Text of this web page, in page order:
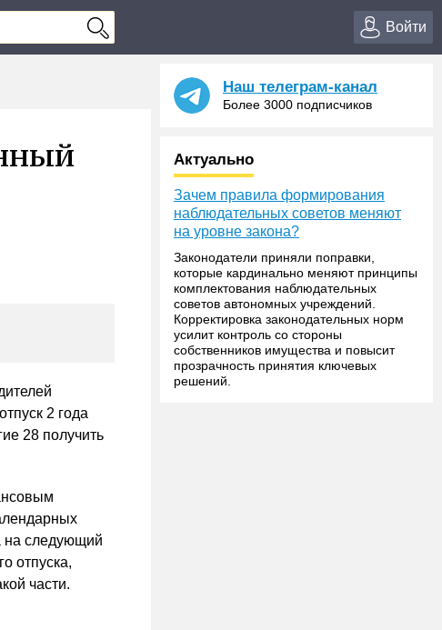
Войти
2 года
28 получить
на следующий
отпуска,
части.
Наш телеграм-канал
Более 3000 подписчиков
Актуально
Зачем правила формирования
наблюдательных советов меняют
на уровне закона?
Законодатели приняли поправки,
которые кардинально меняют принципы
комплектования наблюдательных
советов автономных учреждений.
Корректировка законодательных норм
усилит контроль со стороны
собственников имущества и повысит
прозрачность принятия ключевых
решений.